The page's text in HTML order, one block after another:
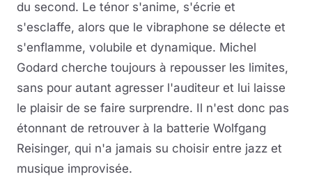
du second. Le ténor s'anime, s'écrie et
s'esclaffe, alors que le vibraphone se délecte et
s'enflamme, volubile et dynamique. Michel
Godard cherche toujours à repousser les limites,
sans pour autant agresser l'auditeur et lui laisse
le plaisir de se faire surprendre. Il n'est donc pas
étonnant de retrouver à la batterie Wolfgang
Reisinger, qui n'a jamais su choisir entre jazz et
musique improvisée.